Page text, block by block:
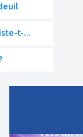
t-...